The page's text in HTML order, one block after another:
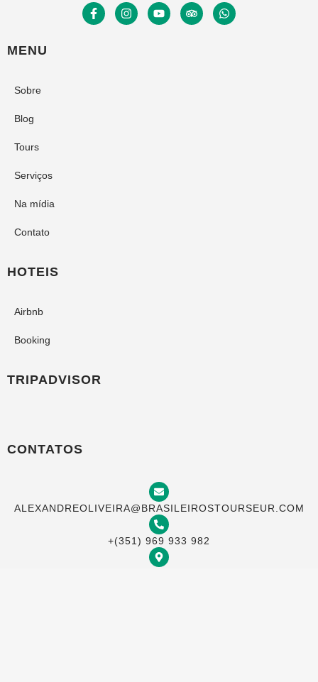
MENU
Sobre
Blog
Tours
Serviços
Na mídia
Contato
HOTEIS
Airbnb
Booking
TRIPADVISOR
CONTATOS
ALEXANDREOLIVEIRA@BRASILEIROSTOURSEUR.COM
+(351) 969 933 982